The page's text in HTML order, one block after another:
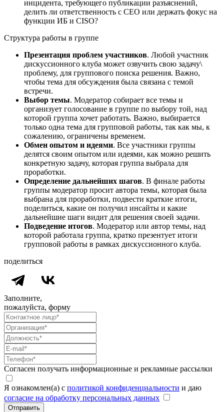
инцидента, требующего публикации разъяснений,
делить ли ответственность с CEO или держать фокус на
функции ИБ и CISO?
Структура работы в группе
Презентация проблем участников. Любой участник
дискуссионного клуба может озвучить свою задачу\
проблему, для группового поиска решения. Важно,
чтобы тема для обсуждения была связана с темой
встречи.
Выбор темы. Модератор собирает все темы и
организует голосование в группе по выбору той, над
которой группа хочет работать. Важно, выбирается
только одна тема для групповой работы, так как мы, к
сожалению, ограничены временем.
Обмен опытом и идеями. Все участники группы
делятся своим опытом или идеями, как можно решить
конкретную задачу, которая группа выбрала для
проработки.
Определение дальнейших шагов. В финале работы
группы модератор просит автора темы, которая была
выбрана для проработки, подвести краткие итоги,
поделиться, какие он получил инсайты и какие
дальнейшие шаги видит для решения своей задачи.
Подведение итогов. Модератор или автор темы, над
которой работала группа, кратко презентует итоги
групповой работы в рамках дискуссионного клуба.
поделиться
Заполните,
пожалуйста, форму
Согласен получать информационные и рекламные рассылки
Я ознакомлен(а) с политикой конфиденциальности и даю
согласие на обработку персональных данных
Отправить